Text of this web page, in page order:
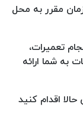
مقرر به محل
تعمیرات،
شما ارائه
اقدام کنید